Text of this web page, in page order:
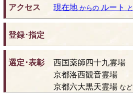
アクセス 現在地からの ルート と
登録･指定
選定･表彰
西国薬師四十九霊場
京都洛西観音霊場
京都六大黒天霊場など